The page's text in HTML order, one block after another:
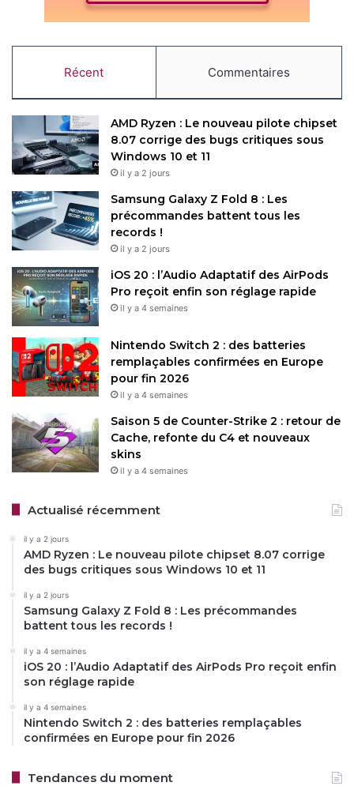
Récent Commentaires
AMD Ryzen : Le nouveau pilote chipset
8.07 corrige des bugs critiques sous
Windows 10 et 11
il y a 2 jours
Samsung Galaxy Z Fold 8 : Les
précommandes battent tous les
records !
il y a 2 jours
iOS 20 : l’Audio Adaptatif des AirPods
Pro reçoit enfin son réglage rapide
il y a 4 semaines
Nintendo Switch 2 : des batteries
remplaçables confirmées en Europe
pour fin 2026
il y a 4 semaines
Saison 5 de Counter-Strike 2 : retour de
Cache, refonte du C4 et nouveaux
skins
il y a 4 semaines
Actualisé récemment
il y a 2 jours
AMD Ryzen : Le nouveau pilote chipset 8.07 corrige
des bugs critiques sous Windows 10 et 11
il y a 2 jours
Samsung Galaxy Z Fold 8 : Les précommandes
battent tous les records !
il y a 4 semaines
iOS 20 : l’Audio Adaptatif des AirPods Pro reçoit enfin
son réglage rapide
il y a 4 semaines
Nintendo Switch 2 : des batteries remplaçables
confirmées en Europe pour fin 2026
Tendances du moment